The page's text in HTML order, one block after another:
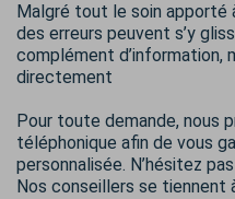
Malgré tout le soin apporté
des erreurs peuvent s’y
complément d’information,
directement
Pour toute demande, nous
téléphonique afin de vous
personnalisée. N’hésitez
Nos conseillers se tiennent